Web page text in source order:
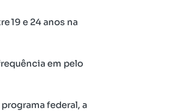
19 e 24 anos na
em pelo
federal, a